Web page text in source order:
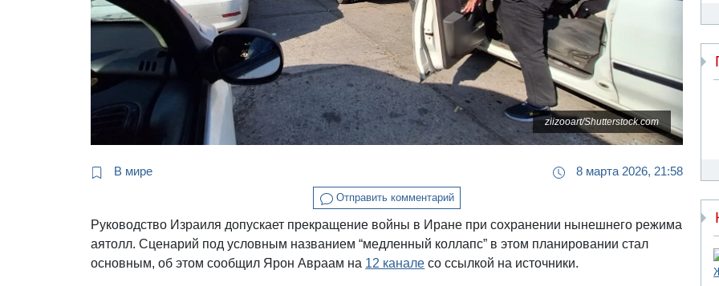
ziizooart/Shutterstock.com
В мире 8 марта 2026, 21:58
Отправить комментарий
Руководство Израиля допускает прекращение войны в Иране при сохранении нынешнего режима
аятолл. Сценарий под условным названием “медленный коллапс” в этом планировании стал
основным, об этом сообщил Ярон Авраам на 12 канале со ссылкой на источники.